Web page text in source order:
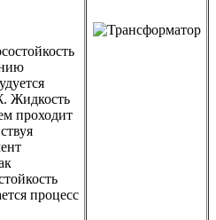
Жидкость
проходит
процесс